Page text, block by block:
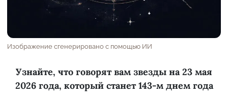
Изображение сгенерировано с помощью ИИ
Узнайте, что говорят вам звезды на 23 мая
2026 года, который станет 143-м днем года